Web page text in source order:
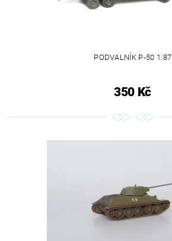
PODVALNÍK P-50 1:87
350 Kč